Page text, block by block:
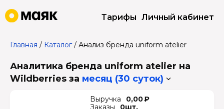
Тарифы Личный кабинет
Главная / Каталог/ Анализ бренда uniform atelier
Аналитика бренда uniform atelier на
Wildberries за месяц (30 суток)
Выручка
0,00 ₽
Заказы
0шт.